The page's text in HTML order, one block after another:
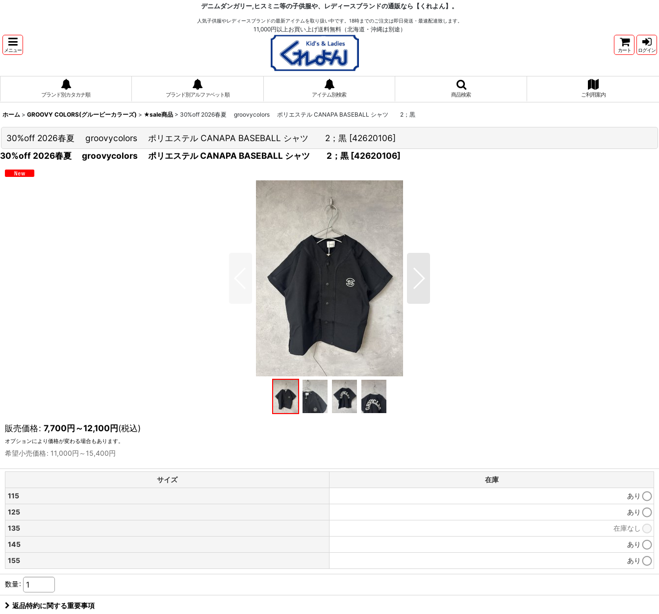
デニムダンガリー,ヒスミニ等の子供服や、レディースブランドの通販なら【くれよん】。
人気子供服やレディースブランドの最新アイテムを取り扱い中です。18時までのご注文は即日発送・最速配達致します。
11,000円以上お買い上げ送料無料（北海道・沖縄は別途）
メニュー カート ログイン
ブランド別カタカナ順 ブランド別アルファベット順 アイテム別検索 商品検索 ご利用案内
ホーム > GROOVY COLORS(グルービーカラーズ) > ★sale商品 > 30%off 2026春夏 groovycolors ポリエステル CANAPA BASEBALL シャツ 2；黒
30%off 2026春夏 groovycolors ポリエステル CANAPA BASEBALL シャツ 2；黒 [42620106]
30%off 2026春夏 groovycolors ポリエステル CANAPA BASEBALL シャツ 2；黒 [42620106]
販売価格: 7,700円～12,100円(税込)
オプションにより価格が変わる場合もあります。
希望小売価格: 11,000円 ～15,400円
サイズ
在庫
115
あり
125
あり
135
在庫なし
145
あり
155
あり
数量:
返品特約に関する重要事項